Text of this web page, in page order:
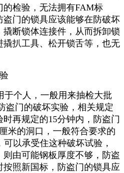
检验，无法拥有FAM标
门的锁具应该能够在防破坏
断锁体连接件，从而拆卸锁
扒工具、松开锁舌等，也无
个人，一般用来抽检大批
盗门的破坏实验，相关规定
再规定的15分钟内，防盗门
米的洞口，一般符合要求的
以承受住这种破坏试验，
由可能钢板厚度不够，防盗
照新国标，防盗门的锁具应